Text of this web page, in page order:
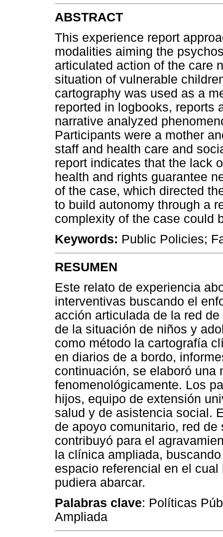
ABSTRACT
This experience report
modalities aiming the
articulated action of the care
situation of vulnerable
cartography was used as a
reported in logbooks, reports
narrative analyzed
Participants were a mother
staff and health care and
report indicates that the lack
health and rights guarantee
of the case, which directed
to build autonomy through a
complexity of the case could
Keywords: Public Policies;
RESUMEN
Este relato de experiencia
interventivas buscando el
acción articulada de la red
de la situación de niños y
como método la cartografía
en diarios de a bordo,
continuación, se elaboró una
fenomenológicamente. Los
hijos, equipo de extensión
salud y de asistencia social.
de apoyo comunitario, red
contribuyó para el
la clínica ampliada,
espacio referencial en el
pudiera abarcar.
Palabras clave: Políticas
Ampliada